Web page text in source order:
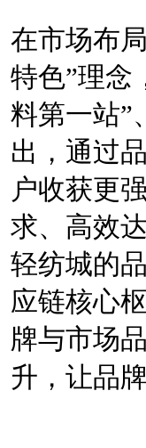
在市场布
特色”理念
料第一站”
出，通过
户收获更
求、高效
轻纺城的
应链核心
牌与市场
升，让品